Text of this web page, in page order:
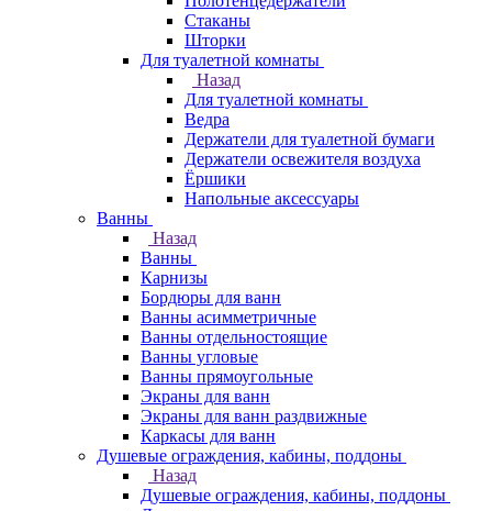
Стаканы
Шторки
Для туалетной комнаты
Назад
Для туалетной комнаты
Ведра
Держатели для туалетной бумаги
Держатели освежителя воздуха
Ёршики
Напольные аксессуары
Ванны
Назад
Ванны
Карнизы
Бордюры для ванн
Ванны асимметричные
Ванны отдельностоящие
Ванны угловые
Ванны прямоугольные
Экраны для ванн
Экраны для ванн раздвижные
Каркасы для ванн
Душевые ограждения, кабины, поддоны
Назад
Душевые ограждения, кабины, поддоны